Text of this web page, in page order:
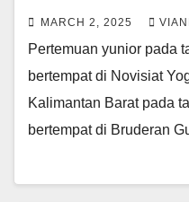
MARCH 2, 2025
Pertemuan yunior pada
bertempat di Novisiat
Kalimantan Barat pada
bertempat di Bruderan